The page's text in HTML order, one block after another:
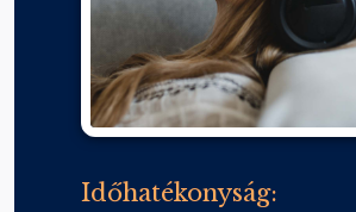
Időhatékonyság: